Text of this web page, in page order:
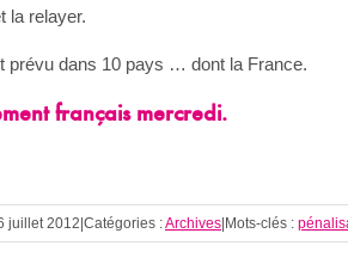
la relayer.
prévu dans 10 pays … dont la France.
français mercredi.
juillet 2012|Catégories :Archives|Mots-clés :